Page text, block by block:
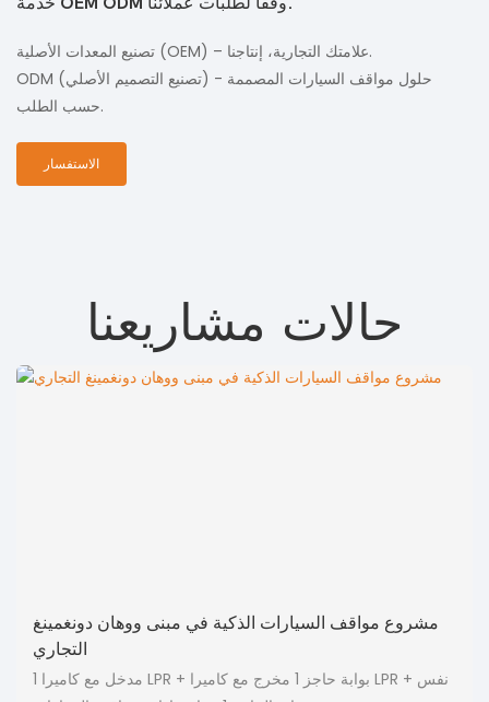
تصنيع المعدات الأصلية (OEM) – علامتك التجارية، إنتاجنا.
ODM (تصنيع التصميم الأصلي) - حلول مواقف السيارات المصممة
حسب الطلب.
الاستفسار
حالات مشاريعنا
مشروع مواقف السيارات الذكية في مبنى ووهان دونغمينغ
التجاري
1 مدخل مع كاميرا LPR + بوابة حاجز 1 مخرج مع كاميرا LPR + نفس